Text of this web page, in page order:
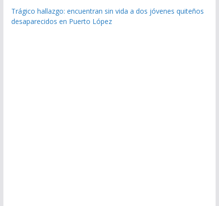
Trágico hallazgo: encuentran sin vida a dos jóvenes quiteños
desaparecidos en Puerto López